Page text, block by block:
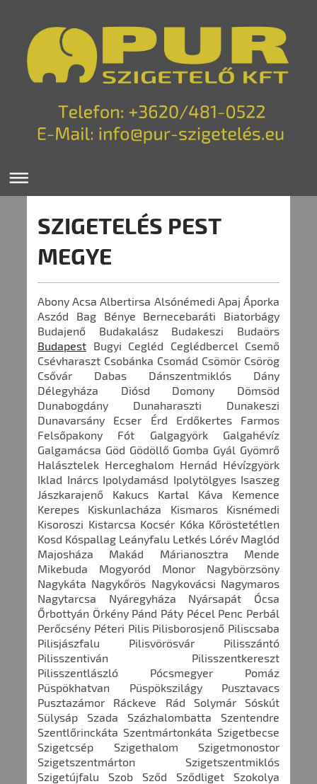
SZIGETELÉS PEST
MEGYE
Abony Acsa Albertirsa Alsónémedi Apaj Áporka
Aszód Bag Bénye Bernecebaráti Biatorbágy
Budajenő Budakalász Budakeszi Budaörs
Budapest Bugyi Cegléd Ceglédbercel Csemő
Csévharaszt Csobánka Csomád Csömör Csörög
Csővár Dabas Dánszentmiklós Dány
Délegyháza Diósd Domony Dömsöd
Dunabogdány Dunaharaszti Dunakeszi
Dunavarsány Ecser Érd Erdőkertes Farmos
Felsőpakony Fót Galgagyörk Galgahévíz
Galgamácsa Göd Gödöllő Gomba Gyál Gyömrő
Halásztelek Herceghalom Hernád Hévízgyörk
Iklad Inárcs Ipolydamásd Ipolytölgyes Isaszeg
Jászkarajenő Kakucs Kartal Káva Kemence
Kerepes Kiskunlacháza Kismaros Kisnémedi
Kisoroszi Kistarcsa Kocsér Kóka Kőröstetétlen
Kosd Kóspallag Leányfalu Letkés Lórév Maglód
Majosháza Makád Márianosztra Mende
Mikebuda Mogyoród Monor Nagybörzsöny
Nagykáta Nagykőrös Nagykovácsi Nagymaros
Nagytarcsa Nyáregyháza Nyársapát Ócsa
Őrbottyán Örkény Pánd Páty Pécel Penc Perbál
Perőcsény Péteri Pilis Pilisborosjenő Piliscsaba
Pilisjászfalu Pilisvörösvár Pilisszántó
Pilisszentiván Pilisszentkereszt
Pilisszentlászló Pócsmegyer Pomáz
Püspökhatvan Püspökszilágy Pusztavacs
Pusztazámor Ráckeve Rád Solymár Sóskút
Sülysáp Szada Százhalombatta Szentendre
Szentlőrinckáta Szentmártonkáta Szigetbecse
Szigetcsép Szigethalom Szigetmonostor
Szigetszentmárton Szigetszentmiklós
Szigetújfalu Szob Sződ Sződliget Szokolya